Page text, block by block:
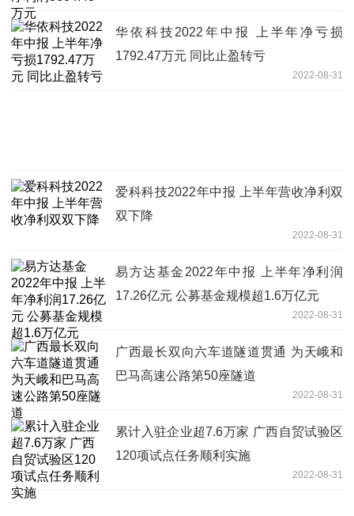
华依科技2022年中报 上半年净亏损
1792.47万元 同比止盈转亏
2022-08-31
爱科科技2022年中报 上半年营收净利双
双下降
2022-08-31
易方达基金2022年中报 上半年净利润
17.26亿元 公募基金规模超1.6万亿元
2022-08-31
广西最长双向六车道隧道贯通 为天峨和
巴马高速公路第50座隧道
2022-08-31
累计入驻企业超7.6万家 广西自贸试验区
120项试点任务顺利实施
2022-08-31